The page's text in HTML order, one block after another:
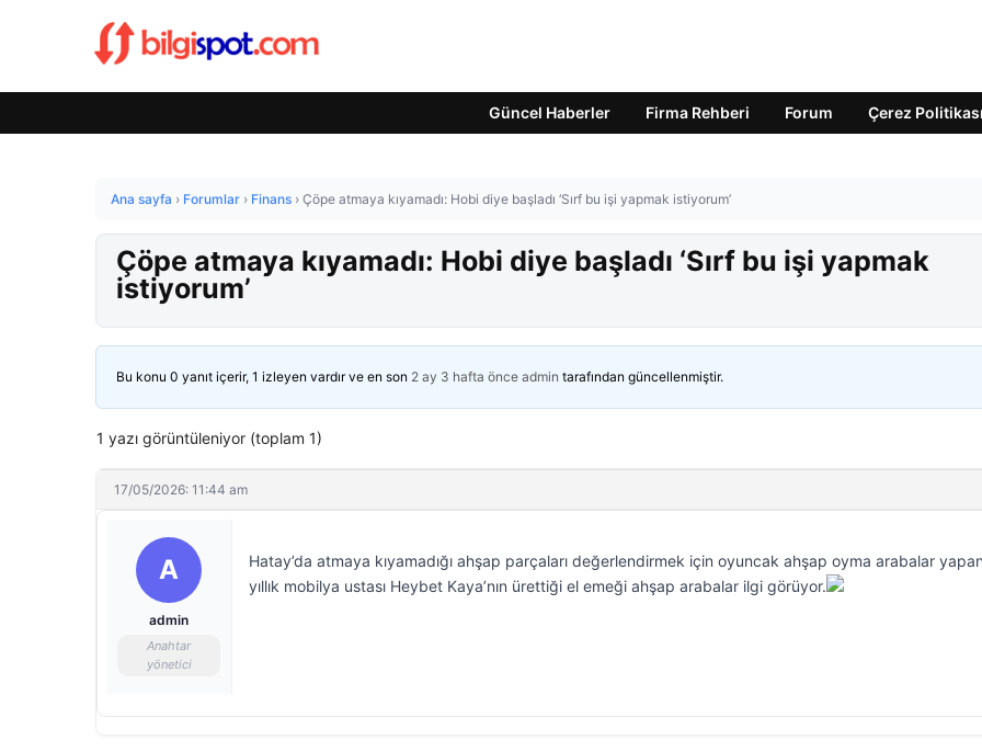
Güncel Haberler Firma Rehberi Forum Çerez Politikası
Ana sayfa › Forumlar › Finans › Çöpe atmaya kıyamadı: Hobi diye başladı ‘Sırf bu işi yapmak istiyorum’
Çöpe atmaya kıyamadı: Hobi diye başladı ‘Sırf bu işi yapmak
istiyorum’
Bu konu 0 yanıt içerir, 1 izleyen vardır ve en son 2 ay 3 hafta önce admin tarafından güncellenmiştir.
1 yazı görüntüleniyor (toplam 1)
17/05/2026: 11:44 am
A
admin
Anahtar
yönetici
Hatay’da atmaya kıyamadığı ahşap parçaları değerlendirmek için oyuncak ahşap oyma arabalar
yıllık mobilya ustası Heybet Kaya’nın ürettiği el emeği ahşap arabalar ilgi görüyor.